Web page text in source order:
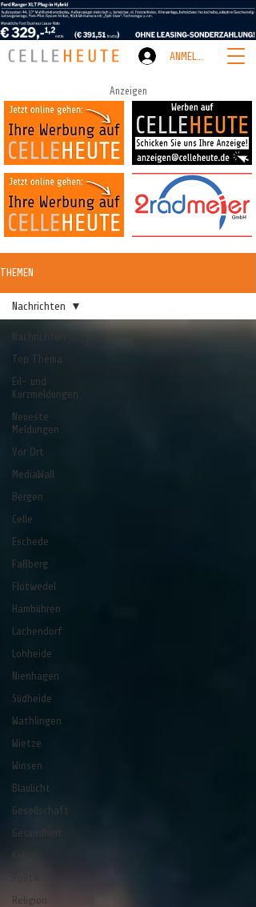
ANMELDEN
Anzeigen
THEMEN
Nachrichten
Top Thema
Eil- und
Kurzmeldungen
Neueste
Meldungen
Vor Ort
MediaWall
Bergen
Celle
Eschede
Faßberg
Flotwedel
Hambühren
Lachendorf
Lohheide
Nienhagen
Südheide
Wathlingen
Wietze
Winsen
Blaulicht
Gesellschaft
Gesundheit
Religion
Nachrichten